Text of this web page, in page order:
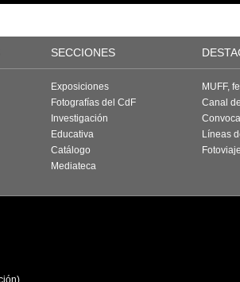
SECCIONES
Exposiciones
Fotografías del CdF
Investigación
Educativa
Catálogo
Mediateca
MUFF,
Canal
Líneas